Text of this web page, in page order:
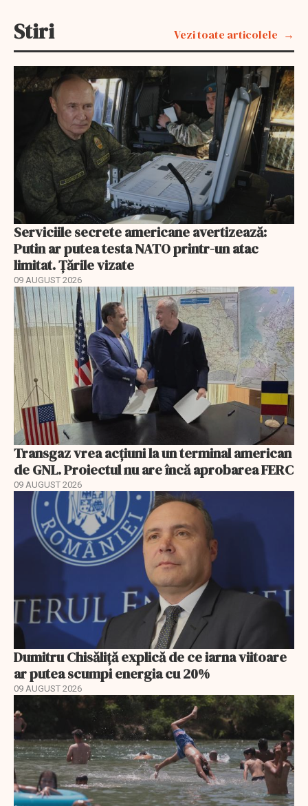
Stiri Vezi toate articolele
Serviciile secrete americane avertizează:
Putin ar putea testa NATO printr-un atac
limitat. Țările vizate
09 AUGUST 2026
Transgaz vrea acțiuni la un terminal american
de GNL. Proiectul nu are încă aprobarea FERC
09 AUGUST 2026
Dumitru Chisăliță explică de ce iarna viitoare
ar putea scumpi energia cu 20%
09 AUGUST 2026